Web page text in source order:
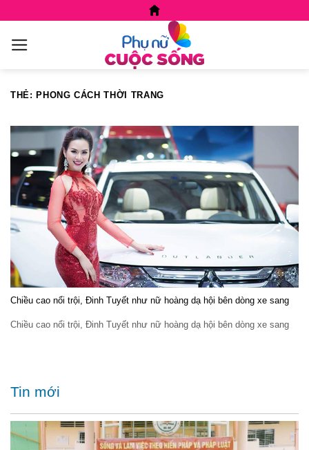
content
THẺ: PHONG CÁCH THỜI TRANG
Chiều cao nổi trội, Đinh Tuyết như nữ hoàng dạ hội bên dòng xe sang
Chiều cao nổi trội, Đinh Tuyết như nữ hoàng dạ hội bên dòng xe sang
Tin mới